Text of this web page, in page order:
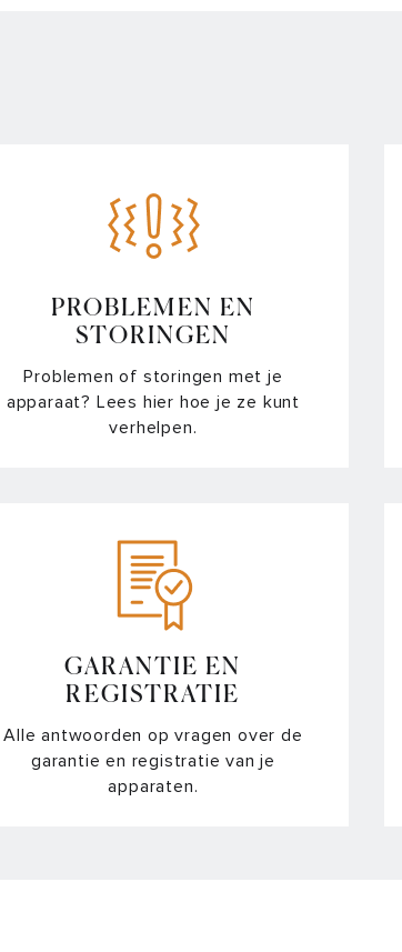
PROBLEMEN EN
STORINGEN
Problemen of storingen met je
apparaat? Lees hier hoe je ze kunt
verhelpen.
GARANTIE EN
REGISTRATIE
Alle antwoorden op vragen over de
garantie en registratie van je
apparaten.